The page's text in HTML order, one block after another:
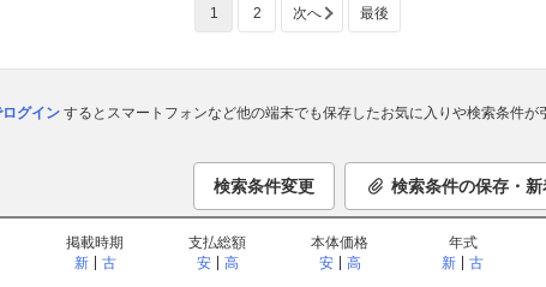
1 2 次へ 最後
グインするとスマートフォンなど他の端末でも保存したお気に入りや検索条件が
検索条件変更 検索条件の保存・
掲載時期
新
古
支払総額
安
高
本体価格
安
高
年式
新
古